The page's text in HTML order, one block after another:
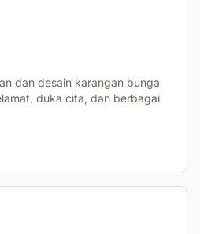
dan desain karangan bunga
duka cita, dan berbagai